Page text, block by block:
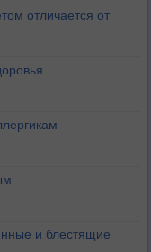
отличается от
и блестящие